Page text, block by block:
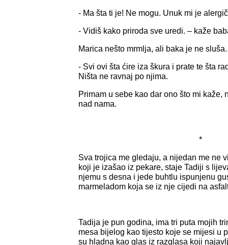
- Ma šta ti je! Ne mogu. Unuk mi je
- Vidiš kako priroda sve uredi. – kaže
Marica nešto mrmlja, ali baka je ne sluša.
- Svi ovi šta ćire iza škura i prate te šta
Ništa ne ravnaj po njima.
Primam u sebe kao dar ono što mi kaže,
nad nama.
*
Sva trojica me gledaju, a nijedan me ne
koji je izašao iz pekare, staje Tadiji s
njemu s desna i jede buhtlu ispunjenu
marmeladom koja se iz nje cijedi na
Tadija je pun godina, ima tri puta mojih
mesa bijelog kao tijesto koje se mijesi u
su hladna kao glas iz razglasa koji